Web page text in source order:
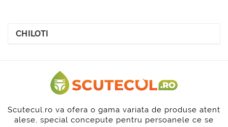
CHILOTI
Scutecul.ro va ofera o gama variata de produse atent
alese, special concepute pentru persoanele ce se